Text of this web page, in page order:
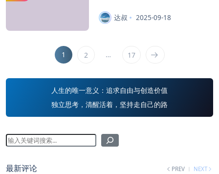
达叔 2025-09-18
1 2 … 17
人生的唯一意义：追求自由与创造价值
独立思考，清醒活着，坚持走自己的路
最新评论 PREV NEXT